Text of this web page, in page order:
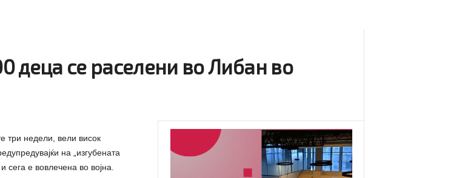
деца се раселени во Либан во
три недели, вели висок
на „изгубената
сега е вовлечена во војна.